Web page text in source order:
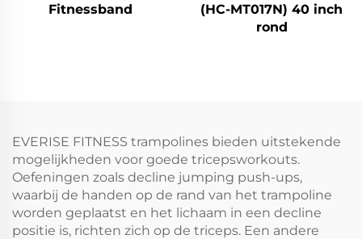
Fitnessband
(HC-MT017N) 40 inch
rond
EVERISE FITNESS trampolines bieden uitstekende
mogelijkheden voor goede tricepsworkouts.
Oefeningen zoals decline jumping push-ups,
waarbij de handen op de rand van het trampoline
worden geplaatst en het lichaam in een decline
positie is, richten zich op de triceps. Een andere